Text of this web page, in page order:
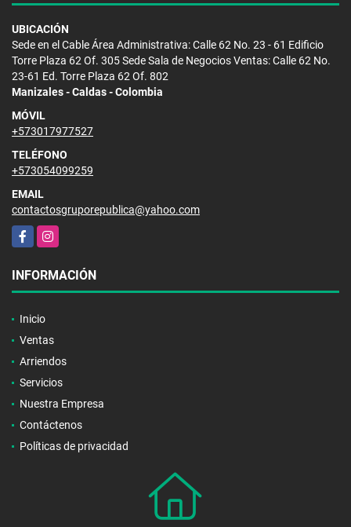
UBICACIÓN
Sede en el Cable Área Administrativa: Calle 62 No. 23 - 61 Edificio
Torre Plaza 62 Of. 305 Sede Sala de Negocios Ventas: Calle 62 No.
23-61 Ed. Torre Plaza 62 Of. 802
Manizales - Caldas - Colombia
MÓVIL
+573017977527
TELÉFONO
+573054099259
EMAIL
contactosgruporepublica@yahoo.com
FacebookInstagram
INFORMACIÓN
Inicio
Ventas
Arriendos
Servicios
Nuestra Empresa
Contáctenos
Políticas de privacidad